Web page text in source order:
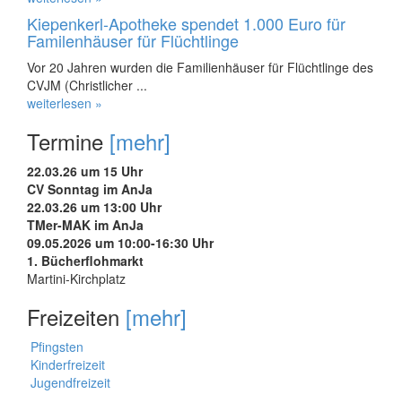
Kiepenkerl-Apotheke spendet 1.000 Euro für
Familenhäuser für Flüchtlinge
Vor 20 Jahren wurden die Familienhäuser für Flüchtlinge des
CVJM (Christlicher ...
weiterlesen »
Termine [mehr]
22.03.26 um 15 Uhr
CV Sonntag im AnJa
22.03.26 um 13:00 Uhr
TMer-MAK im AnJa
09.05.2026 um 10:00-16:30 Uhr
1. Bücherflohmarkt
Martini-Kirchplatz
Freizeiten [mehr]
Pfingsten
Kinderfreizeit
Jugendfreizeit